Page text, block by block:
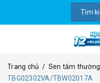
Trang chủ / Sen tắm thường
TBG02302VA/TBW02017A